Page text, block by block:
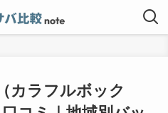
カラフルボック